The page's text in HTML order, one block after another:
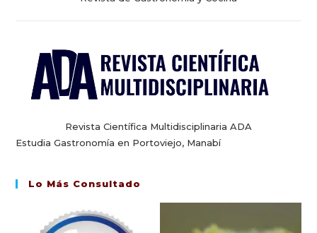
Revista Científica Multidisciplinaria ADA
Estudia Gastronomía en Portoviejo, Manabí
Lo Más Consultado